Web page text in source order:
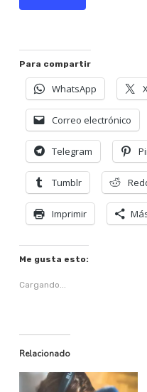
Para compartir
WhatsApp
Correo electrónico
Telegram
Tumblr
Imprimir
Me gusta esto:
Cargando...
Relacionado